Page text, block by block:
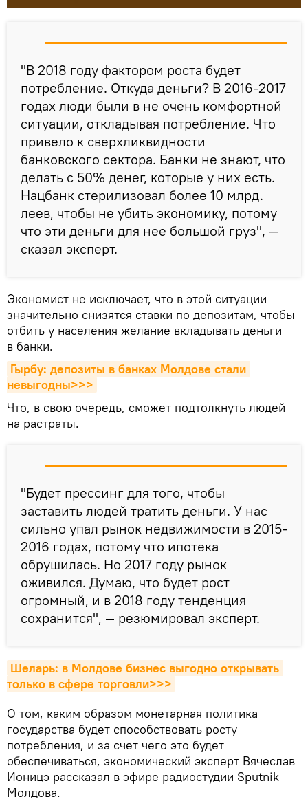
"В 2018 году фактором роста будет
потребление. Откуда деньги? В 2016-2017
годах люди были в не очень комфортной
ситуации, откладывая потребление. Что
привело к сверхликвидности
банковского сектора. Банки не знают, что
делать с 50% денег, которые у них есть.
Нацбанк стерилизовал более 10 млрд.
леев, чтобы не убить экономику, потому
что эти деньги для нее большой груз", —
сказал эксперт.
Экономист не исключает, что в этой ситуации
значительно снизятся ставки по депозитам, чтобы
отбить у населения желание вкладывать деньги
в банки.
Гырбу: депозиты в банках Молдове стали
невыгодны>>>
Что, в свою очередь, сможет подтолкнуть людей
на растраты.
"Будет прессинг для того, чтобы
заставить людей тратить деньги. У нас
сильно упал рынок недвижимости в 2015-
2016 годах, потому что ипотека
обрушилась. Но 2017 году рынок
оживился. Думаю, что будет рост
огромный, и в 2018 году тенденция
сохранится", — резюмировал эксперт.
Шеларь: в Молдове бизнес выгодно открывать
только в сфере торговли>>>
О том, каким образом монетарная политика
государства будет способствовать росту
потребления, и за счет чего это будет
обеспечиваться, экономический эксперт Вячеслав
Ионицэ рассказал в эфире радиостудии Sputnik
Молдова.